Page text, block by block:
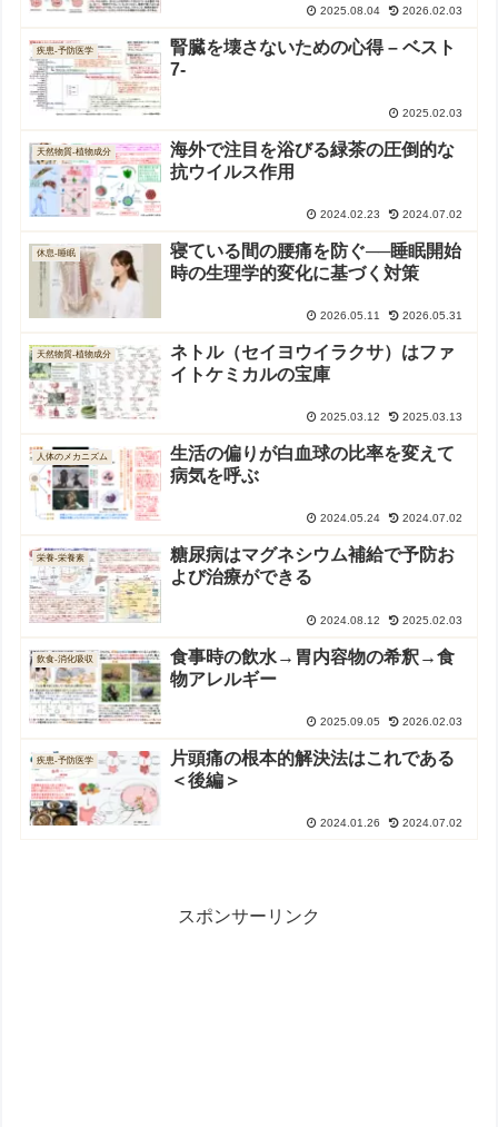
2025.08.04 2026.02.03
疾患-予防医学
腎臓を壊さないための心得 – ベスト
7-
2025.02.03
天然物質-植物成分
海外で注目を浴びる緑茶の圧倒的な
抗ウイルス作用
2024.02.23 2024.07.02
休息-睡眠
寝ている間の腰痛を防ぐ──睡眠開始
時の生理学的変化に基づく対策
2026.05.11 2026.05.31
天然物質-植物成分
ネトル（セイヨウイラクサ）はファ
イトケミカルの宝庫
2025.03.12 2025.03.13
人体のメカニズム
生活の偏りが白血球の比率を変えて
病気を呼ぶ
2024.05.24 2024.07.02
栄養-栄養素
糖尿病はマグネシウム補給で予防お
よび治療ができる
2024.08.12 2025.02.03
飲食-消化吸収
食事時の飲水→胃内容物の希釈→食
物アレルギー
2025.09.05 2026.02.03
疾患-予防医学
片頭痛の根本的解決法はこれである
＜後編＞
2024.01.26 2024.07.02
スポンサーリンク